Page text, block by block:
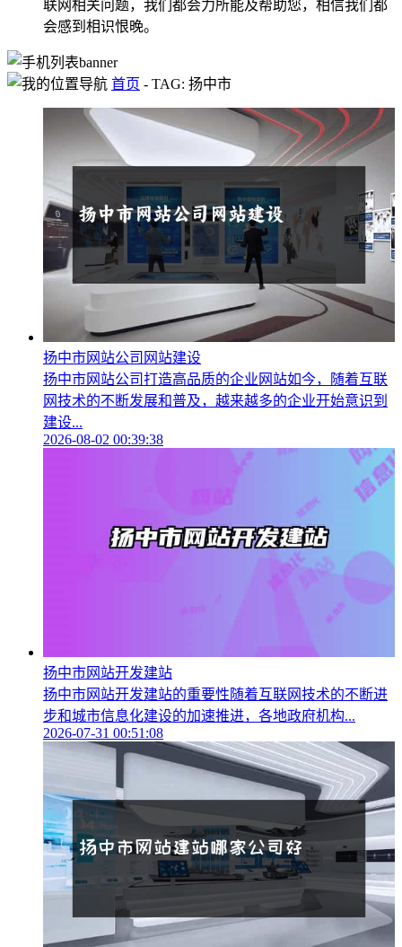
联网相关问题，我们都会力所能及帮助您，相信我们都
会感到相识恨晚。
首页 - TAG: 扬中市
扬中市网站公司网站建设
扬中市网站公司打造高品质的企业网站如今，随着互联
网技术的不断发展和普及，越来越多的企业开始意识到
建设...
2026-08-02 00:39:38
扬中市网站开发建站
扬中市网站开发建站的重要性随着互联网技术的不断进
步和城市信息化建设的加速推进，各地政府机构...
2026-07-31 00:51:08